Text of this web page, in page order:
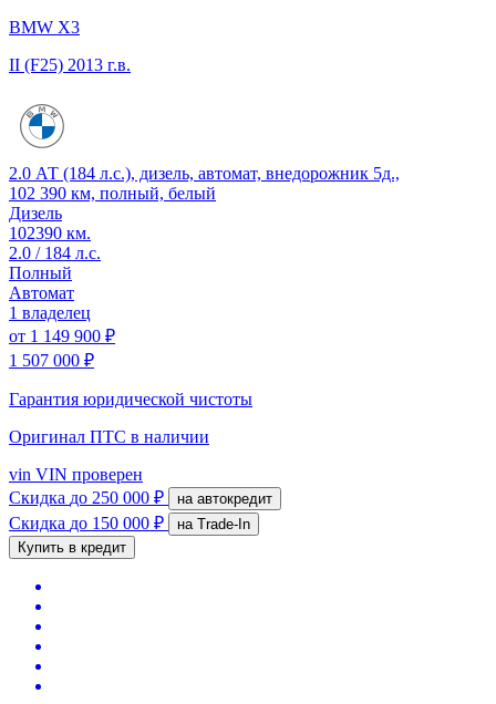
BMW X3
II (F25) 2013 г.в.
2.0 АТ (184 л.с.), дизель, автомат, внедорожник 5д.,
102 390 км, полный, белый
Дизель
102390 км.
2.0 / 184 л.с.
Полный
Автомат
1 владелец
от 1 149 900 ₽
1 507 000 ₽
Гарантия юридической чистоты
Оригинал ПТС в наличии
vin VIN проверен
Скидка до 250 000 ₽ на автокредит
Скидка до 150 000 ₽
на Trade-In
Купить в кредит